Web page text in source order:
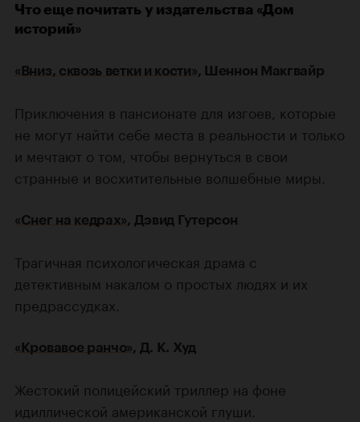
Что еще почитать у издательства «Дом
историй»
«Вниз, сквозь ветки и кости», Шеннон Макгвайр
Приключения в пансионате для изгоев, которые
не могут найти себе места в реальности и только
и мечтают о том, чтобы вернуться в свои
странные и восхитительные волшебные миры.
«Снег на кедрах», Дэвид Гутерсон
Трагичная психологическая драма с
детективным накалом о простых людях и их
предрассудках.
«Кровавое ранчо», Д. К. Худ
Жестокий полицейский триллер на фоне
идиллической американской глуши.